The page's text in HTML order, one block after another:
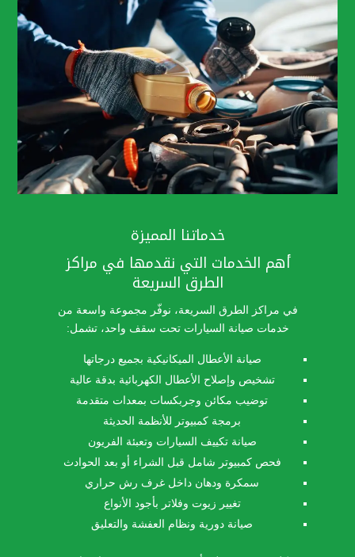
خدماتنا المميزة
أهم الخدمات التي نقدمها في مراكز
الطرق السريعة
في مراكز الطرق السريعة، نوفّر مجموعة واسعة من
خدمات صيانة السيارات تحت سقف واحد، تشمل:
صيانة الأعطال الميكانيكية بجميع درجاتها
تشخيص وإصلاح الأعطال الكهربائية بدقة عالية
توضيب مكائن وجربكسات بمعدات متقدمة
برمجة كمبيوتر للأنظمة الحديثة
صيانة تكييف السيارات وتعبئة الفريون
فحص كمبيوتر شامل قبل الشراء أو بعد الحوادث
سمكرة ودهان داخل غرف رش حراري
تغيير زيوت وفلاتر بأجود الأنواع
صيانة دورية ونظام العفشة والتعليق